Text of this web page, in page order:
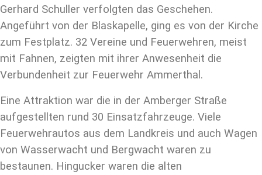
Gerhard Schuller verfolgten das Geschehen.
Angeführt von der Blaskapelle, ging es von der Kirche
zum Festplatz. 32 Vereine und Feuerwehren, meist
mit Fahnen, zeigten mit ihrer Anwesenheit die
Verbundenheit zur Feuerwehr Ammerthal.
Eine Attraktion war die in der Amberger Straße
aufgestellten rund 30 Einsatzfahrzeuge. Viele
Feuerwehrautos aus dem Landkreis und auch Wagen
von Wasserwacht und Bergwacht waren zu
bestaunen. Hingucker waren die alten